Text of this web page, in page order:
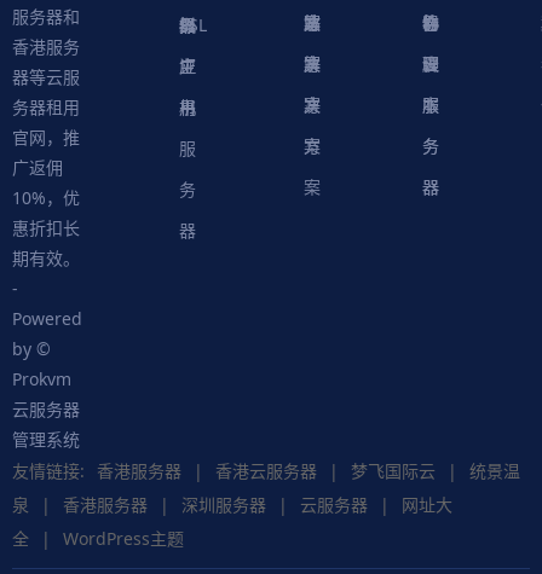
服务器和
香港服务
器等云服
务器租用
官网，推
广返佣
10%，优
惠折扣长
期有效。
-
Powered
by ©
Prokvm
云服务器
管理系统
器
器
级
应
用
服
务
器
拟
主
机
SSL
证
书
案
方
案
决
方
案
解
决
方
案
站
解
决
方
案
器
心
协
议
件
脚
本
物
理
服
务
器
云
服
务
器
友情链接: 香港服务器 | 香港云服务器 | 梦飞国际云 |
统景温
泉
| 香港服务器 | 深圳服务器 | 云服务器 |
网址大
全
| WordPress主题